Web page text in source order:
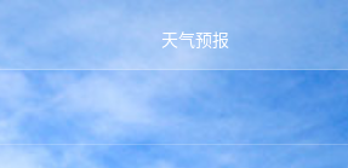
天气预报